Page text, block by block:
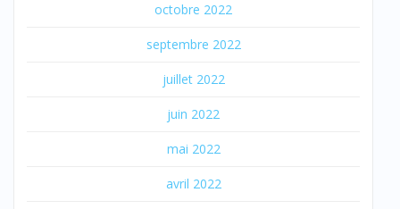
octobre 2022
septembre 2022
juillet 2022
juin 2022
mai 2022
avril 2022